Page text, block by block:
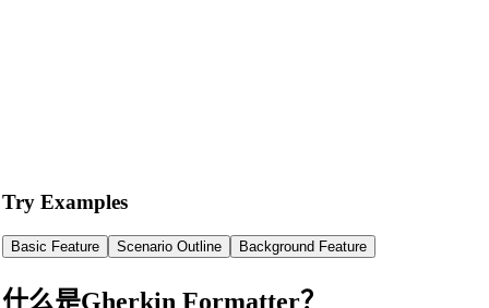
Try Examples
Basic Feature Scenario Outline Background Feature
什么是Gherkin Formatter？